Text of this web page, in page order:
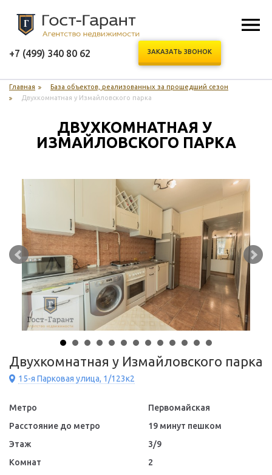
+7 (499) 340 80 62 ЗАКАЗАТЬ ЗВОНОК
Главная
База объектов, реализованных за прошедший сезон
Двухкомнатная у Измайловского парка
ДВУХКОМНАТНАЯ У
ИЗМАЙЛОВСКОГО ПАРКА
Двухкомнатная у Измайловского парка
15-я Парковая улица, 1/123к2
Метро
Первомайская
Расстояние до метро
19 минут пешком
Этаж
3/9
Комнат
2